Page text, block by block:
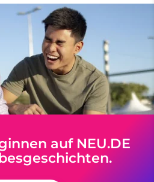
auf NEU.DE